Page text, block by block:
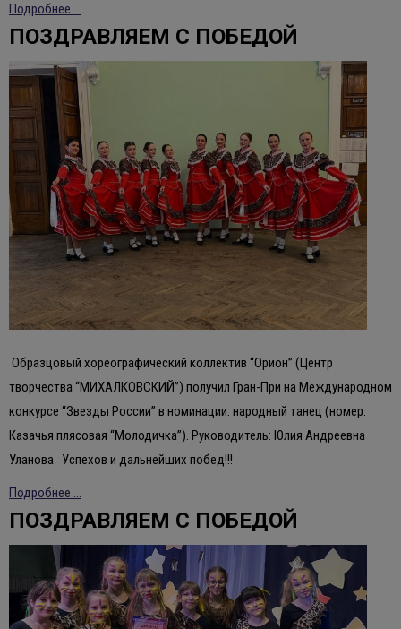
Подробнее ...
ПОЗДРАВЛЯЕМ С ПОБЕДОЙ
Образцовый хореографический коллектив “Орион” (Центр
творчества “МИХАЛКОВСКИЙ”) получил Гран-При на Международном
конкурсе “Звезды России” в номинации: народный танец (номер:
Казачья плясовая “Молодичка”). Руководитель: Юлия Андреевна
Уланова. Успехов и дальнейших побед!!!
Подробнее ...
ПОЗДРАВЛЯЕМ С ПОБЕДОЙ